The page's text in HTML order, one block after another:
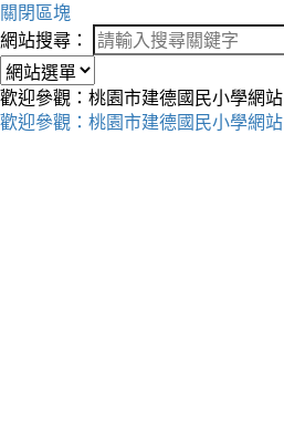
關閉區塊
網站搜尋：
歡迎參觀：桃園市建德國民小學網站
歡迎參觀：桃園市建德國民小學網站